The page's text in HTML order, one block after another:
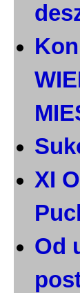
XI
Od